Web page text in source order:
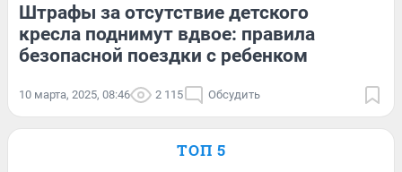
Штрафы за отсутствие детского
кресла поднимут вдвое: правила
безопасной поездки с ребенком
10 марта, 2025, 08:46 2 115 Обсудить
ТОП 5